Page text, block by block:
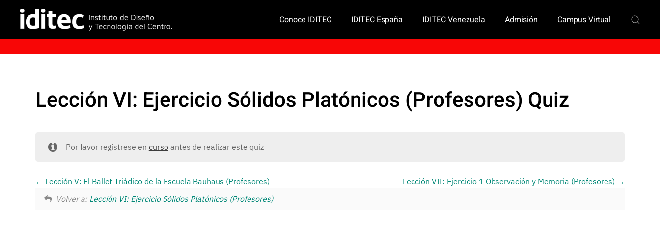
Conoce IDITEC IDITEC España IDITEC Venezuela Admisión Campus Virtual
Lección VI: Ejercicio Sólidos Platónicos (Profesores) Quiz
Por favor regístrese en cursoantes de realizar este quiz
Lección V: El Ballet Triádico de la Escuela Bauhaus (Profesores)
Lección VII: Ejercicio 1 Observación y Memoria (Profesores)
Volver a: Lección VI: Ejercicio Sólidos Platónicos (Profesores)